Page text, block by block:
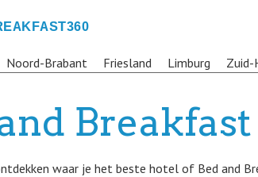
Noord-Brabant Friesland Limburg
waar je het beste hotel of Bed and